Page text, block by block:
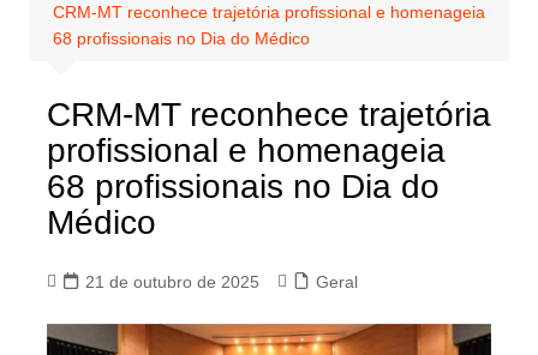
CRM-MT reconhece trajetória profissional e homenageia
68 profissionais no Dia do Médico
CRM-MT reconhece trajetória
profissional e homenageia
68 profissionais no Dia do
Médico
21 de outubro de 2025 Geral